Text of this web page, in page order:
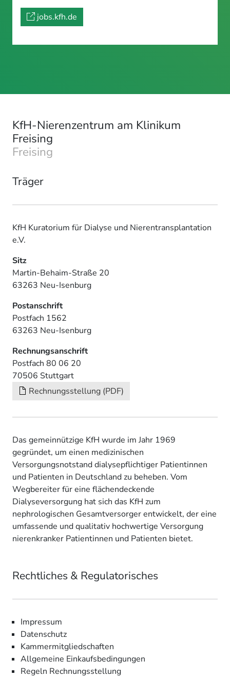
jobs.kfh.de
KfH-Nierenzentrum am Klinikum
Freising
Freising
Träger
KfH Kuratorium für Dialyse und Nierentransplantation
e.V.
Sitz
Martin-Behaim-Straße 20
63263 Neu-Isenburg
Postanschrift
Postfach 1562
63263 Neu-Isenburg
Rechnungsanschrift
Postfach 80 06 20
70506 Stuttgart
Rechnungsstellung (PDF)
Das gemeinnützige KfH wurde im Jahr 1969
gegründet, um einen medizinischen
Versorgungsnotstand dialysepflichtiger Patientinnen
und Patienten in Deutschland zu beheben. Vom
Wegbereiter für eine flächendeckende
Dialyseversorgung hat sich das KfH zum
nephrologischen Gesamtversorger entwickelt, der eine
umfassende und qualitativ hochwertige Versorgung
nierenkranker Patientinnen und Patienten bietet.
Rechtliches & Regulatorisches
Impressum
Datenschutz
Kammermitgliedschaften
Allgemeine Einkaufsbedingungen
Regeln Rechnungsstellung